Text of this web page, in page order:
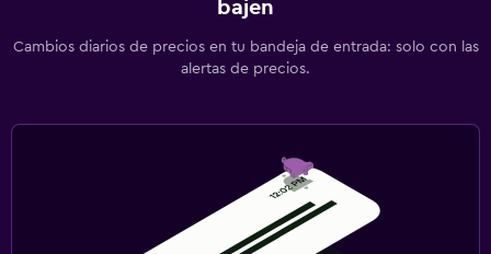
bajen
Cambios diarios de precios en tu bandeja de entrada: solo con las
alertas de precios.